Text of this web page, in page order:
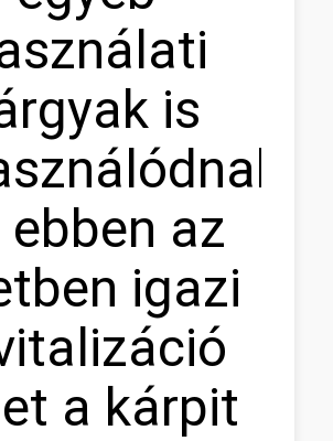
is
ebben az
igazi
a kárpit